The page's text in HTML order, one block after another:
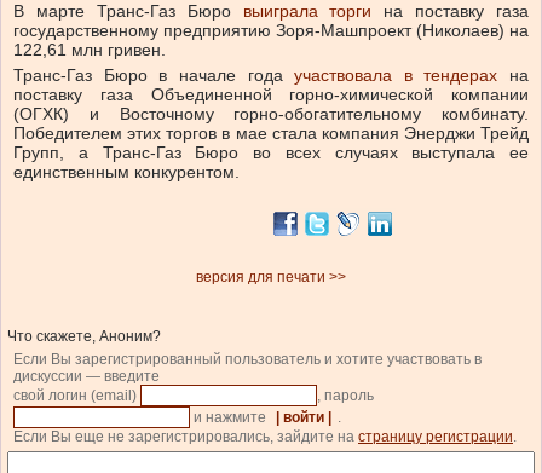
В марте Транс-Газ Бюровыиграла торги на поставку газа
государственному предприятию Зоря-Машпроект (Николаев) на
122,61 млн гривен.
Транс-Газ Бюро в начале годаучаствовала в тендерах на
поставку газа Объединенной горно-химической компании
(ОГХК) и Восточному горно-обогатительному комбинату.
Победителем этих торгов в мае стала компания Энерджи Трейд
Групп, а Транс-Газ Бюро во всех случаях выступала ее
единственным конкурентом.
href=”http://liga.net/”>Источник</a>
версия для печати >>
Что скажете, Аноним?
Если Вы зарегистрированный пользователь и хотите участвовать в
дискуссии — введите
свой логин (email)
, пароль
и нажмите
| войти |
.
Если Вы еще не зарегистрировались, зайдите на страницу регистрации.